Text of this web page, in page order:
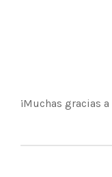
¡Muchas gracias